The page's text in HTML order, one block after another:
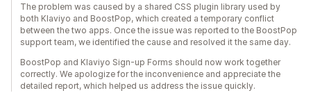
The problem was caused by a shared CSS plugin library used by
both Klaviyo and BoostPop, which created a temporary conflict
between the two apps. Once the issue was reported to the BoostPop
support team, we identified the cause and resolved it the same day.
BoostPop and Klaviyo Sign-up Forms should now work together
correctly. We apologize for the inconvenience and appreciate the
detailed report, which helped us address the issue quickly.